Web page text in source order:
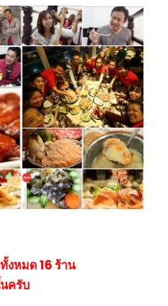
งหมด 16 ร้าน
ครับ